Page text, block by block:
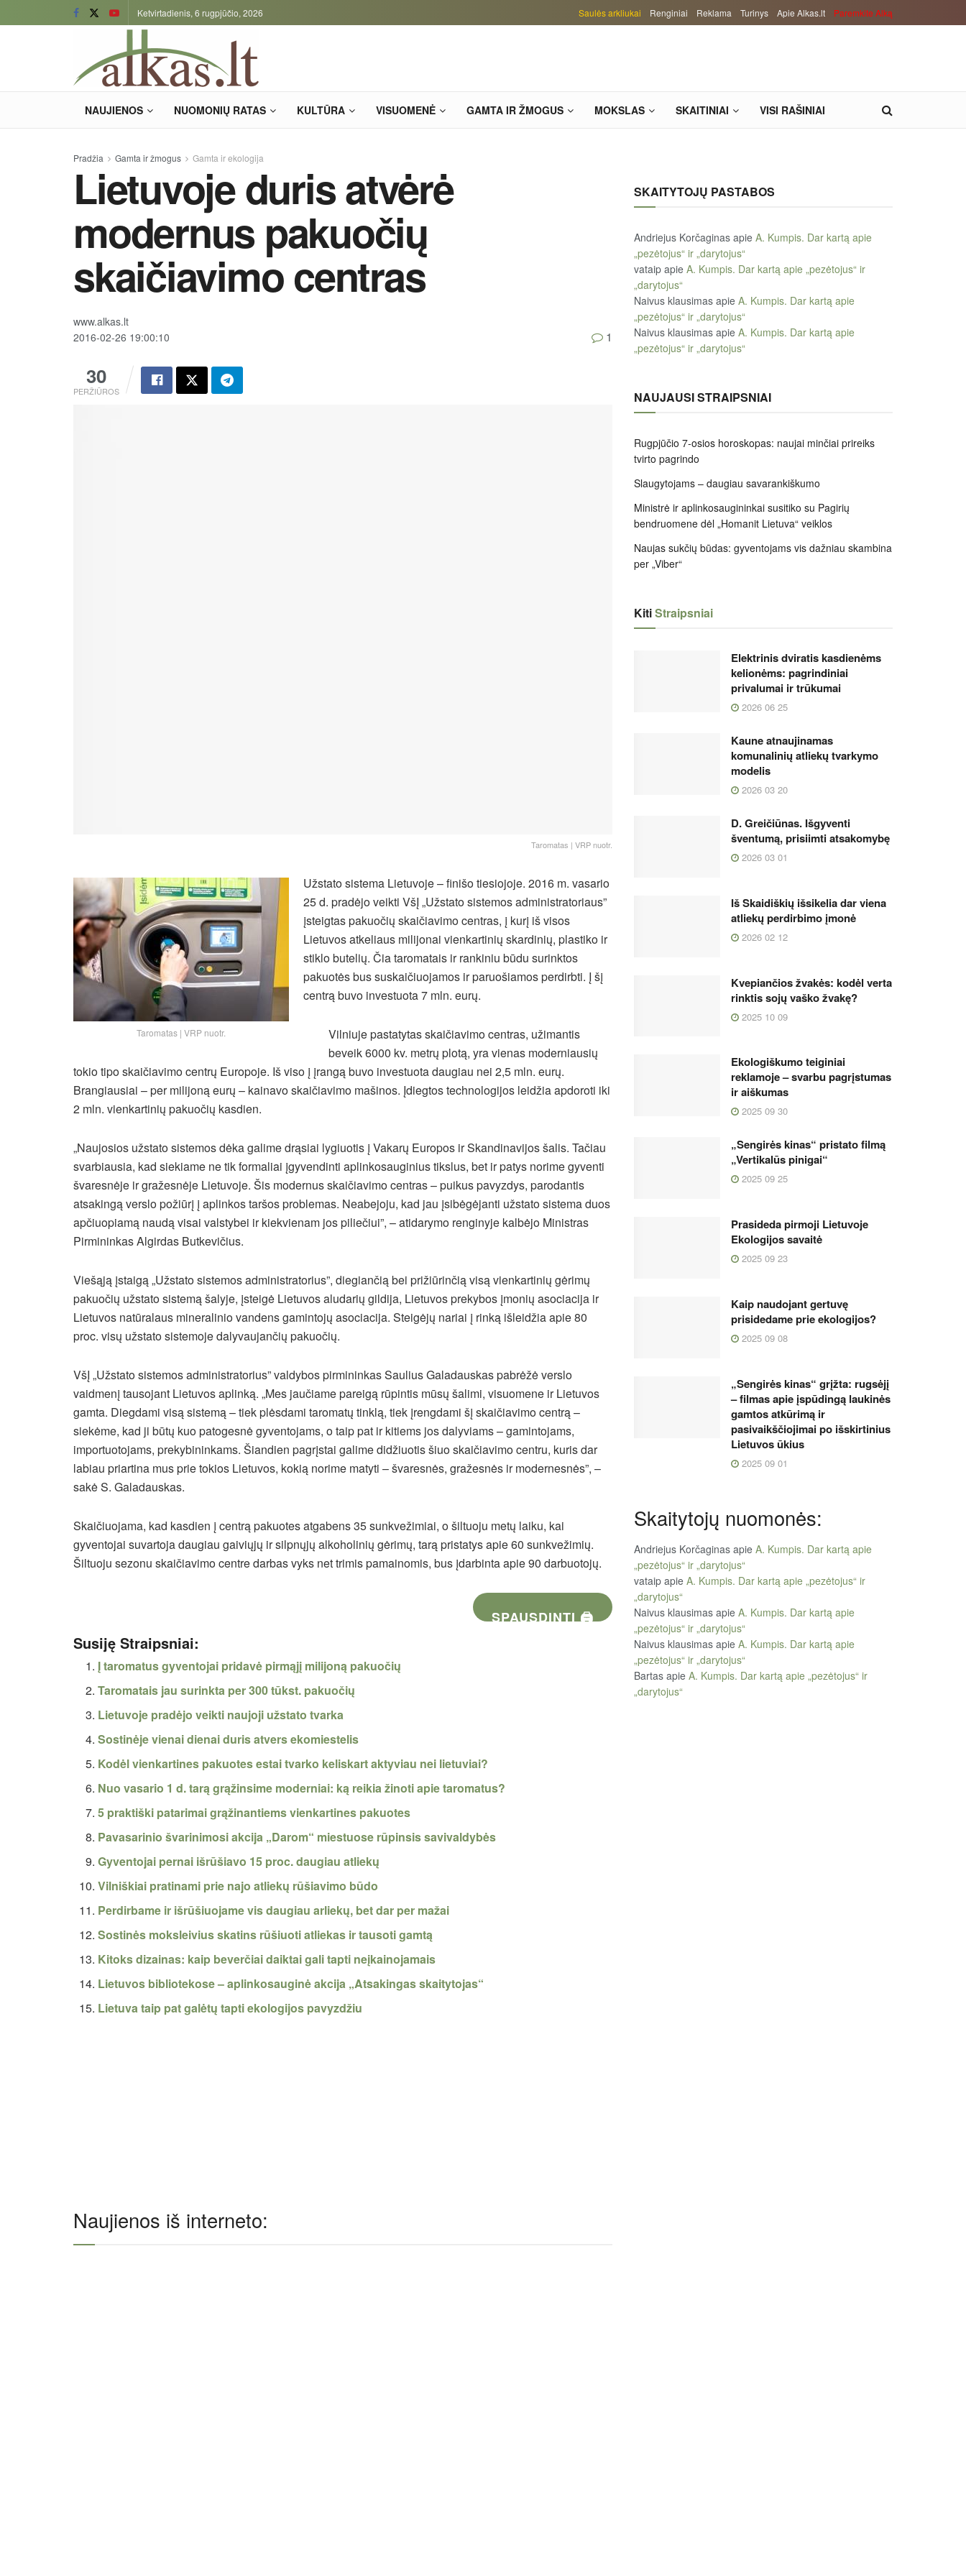
Ketvirtadienis, 6 rugpjūčio, 2026 Saulės arkliukai Renginiai Reklama Turinys Apie Alkas.lt Paremkite Alką
NAUJIENOS NUOMONIŲ RATAS KULTŪRA VISUOMENĖ GAMTA IR ŽMOGUS MOKSLAS SKAITINIAI VISI RAŠINIAI
Pradžia Gamta ir žmogus Gamta ir ekologija
Lietuvoje duris atvėrė
modernus pakuočių
skaičiavimo centras
www.alkas.lt
2016-02-26 19:00:10
30
PERŽIŪROS
1
Taromatas | VRP nuotr.
Taromatas | VRP nuotr.
Užstato sistema Lietuvoje – finišo tiesiojoje. 2016 m. vasario
25 d. pradėjo veikti VšĮ „Užstato sistemos administratoriaus”
įsteigtas pakuočių skaičiavimo centras, į kurį iš visos
Lietuvos atkeliaus milijonai vienkartinių skardinių, plastiko ir
stiklo butelių. Čia taromatais ir rankiniu būdu surinktos
pakuotės bus suskaičiuojamos ir paruošiamos perdirbti. Į šį
centrą buvo investuota 7 mln. eurų.
Vilniuje pastatytas skaičiavimo centras, užimantis
beveik 6000 kv. metrų plotą, yra vienas moderniausių
tokio tipo skaičiavimo centrų Europoje. Iš viso į įrangą buvo investuota daugiau nei 2,5 mln. eurų.
Brangiausiai – per milijoną eurų – kainavo skaičiavimo mašinos. Įdiegtos technologijos leidžia apdoroti iki
2 mln. vienkartinių pakuočių kasdien.
„Naujosios užstato sistemos dėka galime drąsiai lygiuotis į Vakarų Europos ir Skandinavijos šalis. Tačiau
svarbiausia, kad siekiame ne tik formaliai įgyvendinti aplinkosauginius tikslus, bet ir patys norime gyventi
švaresnėje ir gražesnėje Lietuvoje. Šis modernus skaičiavimo centras – puikus pavyzdys, parodantis
atsakingą verslo požiūrį į aplinkos taršos problemas. Neabejoju, kad jau įsibėgėjanti užstato sistema duos
apčiuopiamą naudą visai valstybei ir kiekvienam jos piliečiui”, – atidarymo renginyje kalbėjo Ministras
Pirmininkas Algirdas Butkevičius.
Viešąją įstaigą „Užstato sistemos administratorius”, diegiančią bei prižiūrinčią visą vienkartinių gėrimų
pakuočių užstato sistemą šalyje, įsteigė Lietuvos aludarių gildija, Lietuvos prekybos įmonių asociacija ir
Lietuvos natūralaus mineralinio vandens gamintojų asociacija. Steigėjų nariai į rinką išleidžia apie 80
proc. visų užstato sistemoje dalyvaujančių pakuočių.
VšĮ „Užstato sistemos administratorius” valdybos pirmininkas Saulius Galadauskas pabrėžė verslo
vaidmenį tausojant Lietuvos aplinką. „Mes jaučiame pareigą rūpintis mūsų šalimi, visuomene ir Lietuvos
gamta. Diegdami visą sistemą – tiek plėsdami taromatų tinklą, tiek įrengdami šį skaičiavimo centrą –
siekėme, kad ji būtų kuo patogesnė gyventojams, o taip pat ir kitiems jos dalyviams – gamintojams,
importuotojams, prekybininkams. Šiandien pagrįstai galime didžiuotis šiuo skaičiavimo centru, kuris dar
labiau priartina mus prie tokios Lietuvos, kokią norime matyti – švaresnės, gražesnės ir modernesnės”, –
sakė S. Galadauskas.
Skaičiuojama, kad kasdien į centrą pakuotes atgabens 35 sunkvežimiai, o šiltuoju metų laiku, kai
gyventojai suvartoja daugiau gaiviųjų ir silpnųjų alkoholinių gėrimų, tarą pristatys apie 60 sunkvežimių.
Šiltuoju sezonu skaičiavimo centre darbas vyks net trimis pamainomis, bus įdarbinta apie 90 darbuotojų.
SPAUSDINTI 🖨
Susiję Straipsniai:
Į taromatus gyventojai pridavė pirmąjį milijoną pakuočių
Taromatais jau surinkta per 300 tūkst. pakuočių
Lietuvoje pradėjo veikti naujoji užstato tvarka
Sostinėje vienai dienai duris atvers ekomiestelis
Kodėl vienkartines pakuotes estai tvarko keliskart aktyviau nei lietuviai?
Nuo vasario 1 d. tarą grąžinsime moderniai: ką reikia žinoti apie taromatus?
5 praktiški patarimai grąžinantiems vienkartines pakuotes
Pavasarinio švarinimosi akcija „Darom“ miestuose rūpinsis savivaldybės
Gyventojai pernai išrūšiavo 15 proc. daugiau atliekų
Vilniškiai pratinami prie najo atliekų rūšiavimo būdo
Perdirbame ir išrūšiuojame vis daugiau arliekų, bet dar per mažai
Sostinės moksleivius skatins rūšiuoti atliekas ir tausoti gamtą
Kitoks dizainas: kaip beverčiai daiktai gali tapti neįkainojamais
Lietuvos bibliotekose – aplinkosauginė akcija „Atsakingas skaitytojas“
Lietuva taip pat galėtų tapti ekologijos pavyzdžiu
Naujienos iš interneto:
SKAITYTOJŲ PASTABOS
Andriejus Korčaginas apie A. Kumpis. Dar kartą apie
„pezėtojus“ ir „darytojus“
vataip apie A. Kumpis. Dar kartą apie „pezėtojus“ ir
„darytojus“
Naivus klausimas apie A. Kumpis. Dar kartą apie
„pezėtojus“ ir „darytojus“
Naivus klausimas apie A. Kumpis. Dar kartą apie
„pezėtojus“ ir „darytojus“
NAUJAUSI STRAIPSNIAI
Rugpjūčio 7-osios horoskopas: naujai minčiai prireiks
tvirto pagrindo
Slaugytojams – daugiau savarankiškumo
Ministrė ir aplinkosaugininkai susitiko su Pagirių
bendruomene dėl „Homanit Lietuva“ veiklos
Naujas sukčių būdas: gyventojams vis dažniau skambina
per „Viber“
KitiStraipsniai
Elektrinis dviratis kasdienėms
kelionėms: pagrindiniai
privalumai ir trūkumai
2026 06 25
Kaune atnaujinamas
komunalinių atliekų tvarkymo
modelis
2026 03 20
D. Greičiūnas. Išgyventi
šventumą, prisiimti atsakomybę
2026 03 01
Iš Skaidiškių išsikelia dar viena
atliekų perdirbimo įmonė
2026 02 12
Kvepiančios žvakės: kodėl verta
rinktis sojų vaško žvakę?
2025 10 09
Ekologiškumo teiginiai
reklamoje – svarbu pagrįstumas
ir aiškumas
2025 09 30
„Sengirės kinas“ pristato filmą
„Vertikalūs pinigai“
2025 09 25
Prasideda pirmoji Lietuvoje
Ekologijos savaitė
2025 09 23
Kaip naudojant gertuvę
prisidedame prie ekologijos?
2025 09 08
„Sengirės kinas“ grįžta: rugsėjį
– filmas apie įspūdingą laukinės
gamtos atkūrimą ir
pasivaikščiojimai po išskirtinius
Lietuvos ūkius
2025 09 01
Skaitytojų nuomonės:
Andriejus Korčaginas apie A. Kumpis. Dar kartą apie
„pezėtojus“ ir „darytojus“
vataip apie A. Kumpis. Dar kartą apie „pezėtojus“ ir
„darytojus“
Naivus klausimas apie A. Kumpis. Dar kartą apie
„pezėtojus“ ir „darytojus“
Naivus klausimas apie A. Kumpis. Dar kartą apie
„pezėtojus“ ir „darytojus“
Bartas apie A. Kumpis. Dar kartą apie „pezėtojus“ ir
„darytojus“